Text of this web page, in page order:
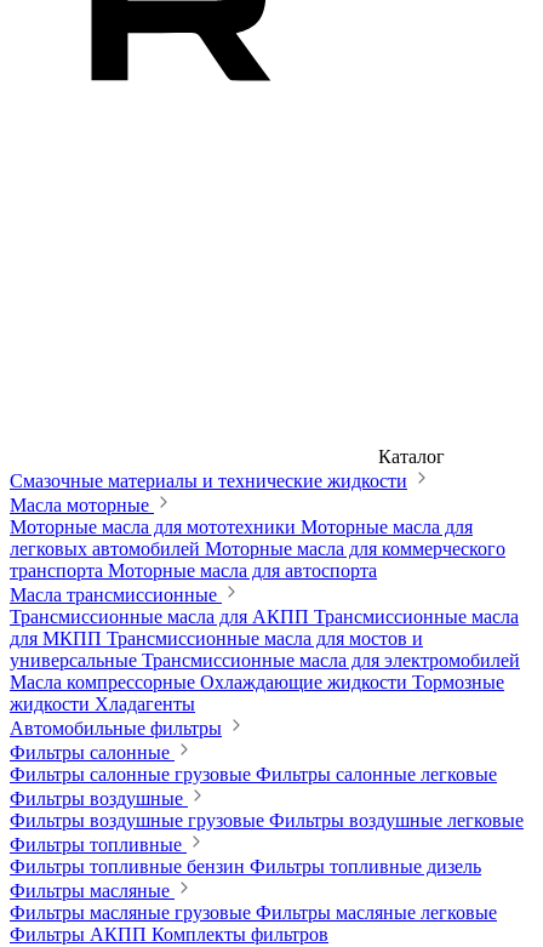
Каталог
Смазочные материалы и технические жидкости
Масла моторные
Моторные масла для мототехники Моторные масла для
легковых автомобилей Моторные масла для коммерческого
транспорта Моторные масла для автоспорта
Масла трансмиссионные
Трансмиссионные масла для АКПП Трансмиссионные масла
для МКПП Трансмиссионные масла для мостов и
универсальные Трансмиссионные масла для электромобилей
Масла компрессорные Охлаждающие жидкости Тормозные
жидкости Хладагенты
Автомобильные фильтры
Фильтры салонные
Фильтры салонные грузовые Фильтры салонные легковые
Фильтры воздушные
Фильтры воздушные грузовые Фильтры воздушные легковые
Фильтры топливные
Фильтры топливные бензин Фильтры топливные дизель
Фильтры масляные
Фильтры масляные грузовые Фильтры масляные легковые
Фильтры АКПП Комплекты фильтров